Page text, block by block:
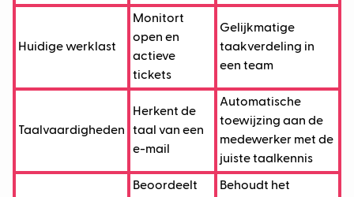
Huidige werklast
Monitort
open en
actieve
tickets
Gelijkmatige
taakverdeling in
een team
Taalvaardigheden
Herkent de
taal van een
e-mail
Automatische
toewijzing aan de
medewerker met de
juiste taalkennis
Beoordeelt
Behoudt het